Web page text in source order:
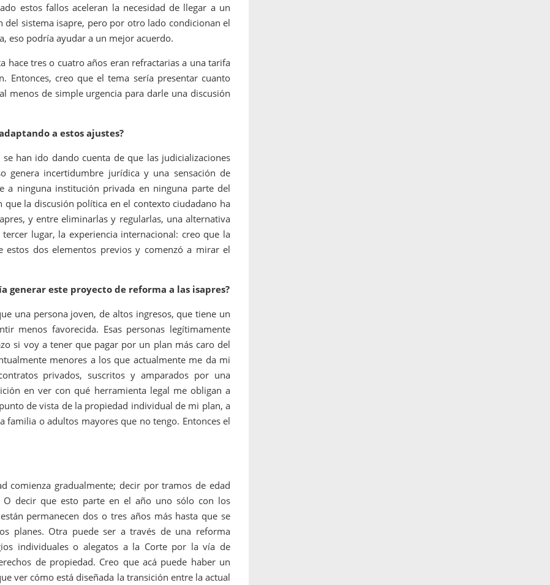
estos fallos aceleran la necesidad de llegar a un
sistema isapre, pero por otro lado condicionan el
eso podría ayudar a un mejor acuerdo.
hace tres o cuatro años eran refractarias a una tarifa
Entonces, creo que el tema sería presentar cuanto
menos de simple urgencia para darle una discusión
a estos ajustes?
han ido dando cuenta de que las judicializaciones
genera incertidumbre jurídica y una sensación de
a ninguna institución privada en ninguna parte del
la discusión política en el contexto ciudadano ha
y entre eliminarlas y regularlas, una alternativa
lugar, la experiencia internacional: creo que la
estos dos elementos previos y comenzó a mirar el
generar este proyecto de reforma a las isapres?
una persona joven, de altos ingresos, que tiene un
menos favorecida. Esas personas legítimamente
si voy a tener que pagar por un plan más caro del
menores a los que actualmente me da mi
privados, suscritos y amparados por una
en ver con qué herramienta legal me obligan a
de vista de la propiedad individual de mi plan, a
o adultos mayores que no tengo. Entonces el
comienza gradualmente; decir por tramos de edad
decir que esto parte en el año uno sólo con los
permanecen dos o tres años más hasta que se
planes. Otra puede ser a través de una reforma
individuales o alegatos a la Corte por la vía de
de propiedad. Creo que acá puede haber un
ver cómo está diseñada la transición entre la actual